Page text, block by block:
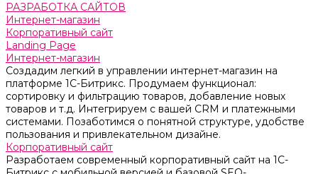
РАЗРАБОТКА САЙТОВ
Интернет-магазин
Корпоративный сайт
Landing Page
Интернет-магазин
Создадим легкий в управлении интернет-магазин на
платформе 1С-Битрикс. Продумаем функционал:
сортировку и фильтрацию товаров, добавление новых
товаров и т.д. Интегрируем с вашей CRM и платежными
системами. Позаботимся о понятной структуре, удобстве
пользования и привлекательном дизайне.
Корпоративный сайт
Разработаем современный корпоративный сайт на 1С-